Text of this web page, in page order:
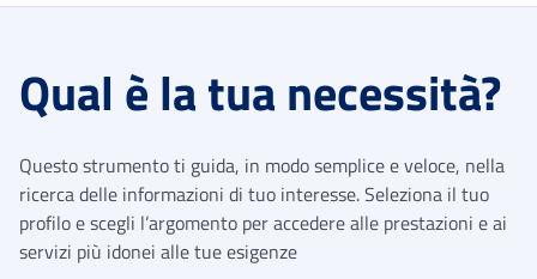
Qual è la tua necessità?
Questo strumento ti guida, in modo semplice e veloce, nella
ricerca delle informazioni di tuo interesse. Seleziona il tuo
profilo e scegli l’argomento per accedere alle prestazioni e ai
servizi più idonei alle tue esigenze